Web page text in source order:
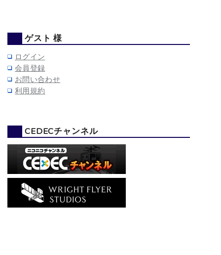
ゲスト 様
ログイン
会員登録
お問い合わせ
利用規約
CEDECチャンネル